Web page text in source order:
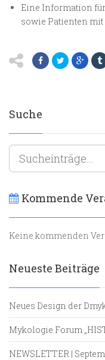
Eine Information
sowie Patienten
Suche
Kommende
Keine kommenden
Neueste Beiträge
Neues Design der
Mykologie Forum
NEWSLETTER |